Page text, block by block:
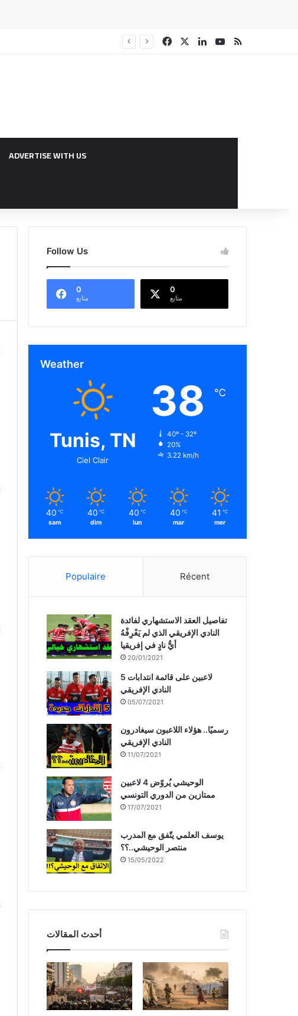
FacebookLinkedinYouTube
RSS
ADVERTISE WITH US
Follow Us
0
متابع
0
متابع
Weather
Tunis, TN
Ciel Clair
38 ℃
40º - 32º
20%
3.22 km/h
40 ℃
sam
40 ℃
dim
40 ℃
lun
40 ℃
mar
41 ℃
mer
Populaire Récent
تفاصيل العقد الاستشهاري لفائدة
النادي الإفريقي الذي لم يَعْرِفْهُ
أيُّ نادٍ في إفريقيا
20/01/2021
5 لاعبين على قائمة انتدابات
النادي الإفريقي
05/07/2021
رسميًا.. هؤلاء اللاعبون سيغادرون
النادي الإفريقي
11/07/2021
الوحيشي يُروّض 4 لاعبين
ممتازين من الدوري التونسي
17/07/2021
يوسف العلمي يتّفق مع المدرب
منتصر الوحيشي..؟؟
15/05/2022
أحدث المقالات